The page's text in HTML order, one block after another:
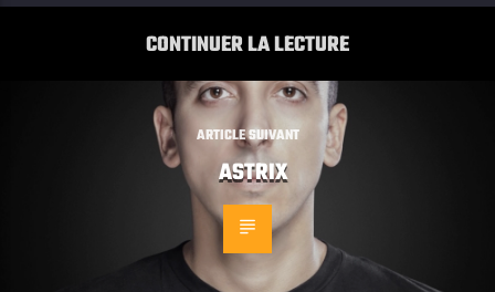
CONTINUER LA LECTURE
ARTICLE SUIVANT
ASTRIX